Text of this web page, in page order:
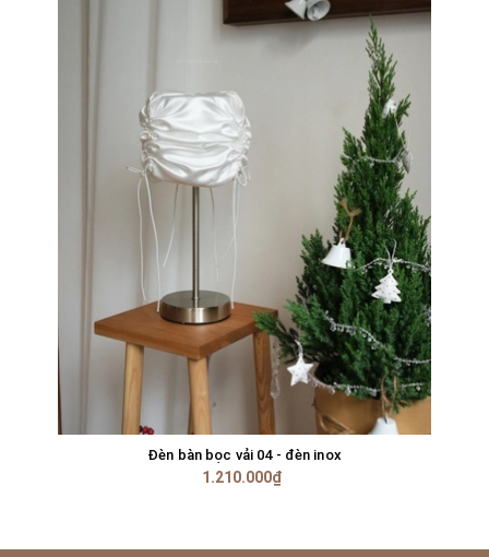
Đèn bàn bọc vải 04 - đèn inox
1.210.000₫